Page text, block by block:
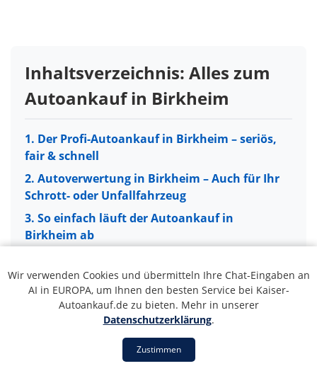
Inhaltsverzeichnis: Alles zum
Autoankauf in Birkheim
1. Der Profi-Autoankauf in Birkheim – seriös,
fair & schnell
2. Autoverwertung in Birkheim – Auch für Ihr
Schrott- oder Unfallfahrzeug
3. So einfach läuft der Autoankauf in
Birkheim ab
Birkheim und Umgebung
5. 5 Gründe für unseren Autoankauf-Service
6. Ihr Fahrzeug in guten Händen: PKW, LKW &
1. Der Profi-Autoankauf in Birkheim
– seriös, fair & schnell
Wir verwenden Cookies und übermitteln Ihre Chat-Eingaben an
AI in EUROPA, um Ihnen den besten Service bei Kaiser-
Autoankauf.de zu bieten. Mehr in unserer
Datenschutzerklärung.
Zustimmen